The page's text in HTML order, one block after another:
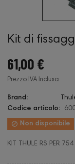
Kit di
61,00 €
Prezzo IVA Inclusa
Brand:
Codice articolo:
 Non disponibile
KIT THULE RS PER